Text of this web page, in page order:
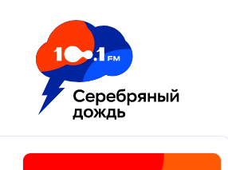
Москва 100.1 FM
Апатиты